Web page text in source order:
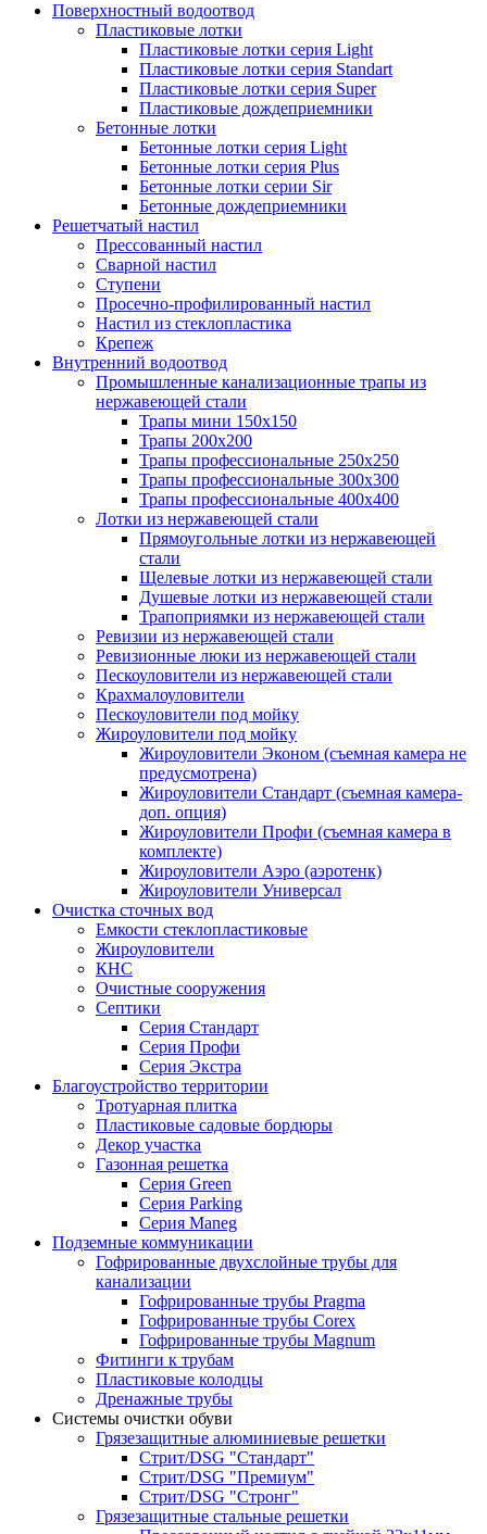
Поверхностный водоотвод
Пластиковые лотки
Пластиковые лотки серия Light
Пластиковые лотки серия Standart
Пластиковые лотки серия Super
Пластиковые дождеприемники
Бетонные лотки
Бетонные лотки серия Light
Бетонные лотки серия Plus
Бетонные лотки серии Sir
Бетонные дождеприемники
Решетчатый настил
Прессованный настил
Сварной настил
Ступени
Просечно-профилированный настил
Настил из стеклопластика
Крепеж
Внутренний водоотвод
Промышленные канализационные трапы из
нержавеющей стали
Трапы мини 150х150
Трапы 200х200
Трапы профессиональные 250х250
Трапы профессиональные 300х300
Трапы профессиональные 400х400
Лотки из нержавеющей стали
Прямоугольные лотки из нержавеющей
стали
Щелевые лотки из нержавеющей стали
Душевые лотки из нержавеющей стали
Трапоприямки из нержавеющей стали
Ревизии из нержавеющей стали
Ревизионные люки из нержавеющей стали
Пескоуловители из нержавеющей стали
Крахмалоуловители
Пескоуловители под мойку
Жироуловители под мойку
Жироуловители Эконом (съемная камера не
предусмотрена)
Жироуловители Стандарт (съемная камера-
доп. опция)
Жироуловители Профи (съемная камера в
комплекте)
Жироуловители Аэро (аэротенк)
Жироуловители Универсал
Очистка сточных вод
Емкости стеклопластиковые
Жироуловители
КНС
Очистные сооружения
Септики
Серия Стандарт
Серия Профи
Серия Экстра
Благоустройство территории
Тротуарная плитка
Пластиковые садовые бордюры
Декор участка
Газонная решетка
Серия Green
Серия Parking
Серия Maneg
Подземные коммуникации
Гофрированные двухслойные трубы для
канализации
Гофрированные трубы Pragma
Гофрированные трубы Corex
Гофрированные трубы Magnum
Фитинги к трубам
Пластиковые колодцы
Дренажные трубы
Системы очистки обуви
Грязезащитные алюминиевые решетки
Стрит/DSG "Стандарт"
Стрит/DSG "Премиум"
Стрит/DSG "Стронг"
Грязезащитные стальные решетки